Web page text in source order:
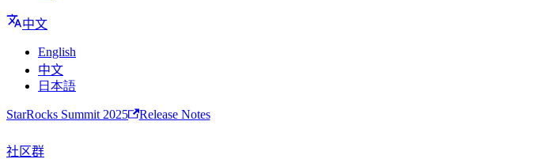
中文
English
中文
日本語
StarRocks Summit 2025 Release Notes
社区群